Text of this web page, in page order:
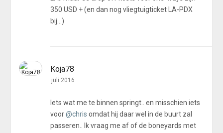
350 USD + (en dan nog vliegtuigticket LA-PDX
bij...)
Koja78
juli 2016
Iets wat me te binnen springt.. en misschien iets
voor@chris omdat hij daar wel in de buurt zal
passeren.. Ik vraag me af of de boneyards met